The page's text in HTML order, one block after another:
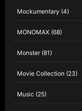
Mockumentary (4)
MONOMAX (68)
Monster(81)
Movie Collection (23)
Music (25)